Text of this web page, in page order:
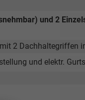
und 2
2 Dachhaltegriffen
und elektr.